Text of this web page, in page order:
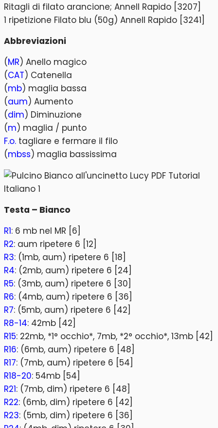
Ritagli di filato arancione; Annell Rapido [3207]
1 ripetizione Filato blu (50g) Annell Rapido [3241]
Abbreviazioni
(MR) Anello magico
(CAT) Catenella
(mb) maglia bassa
(aum) Aumento
(dim) Diminuzione
(m) maglia / punto
F.o. tagliare e fermare il filo
(mbss) maglia bassissima
Testa – Bianco
R1: 6 mb nel MR [6]
R2: aum ripetere 6 [12]
R3: (1mb, aum) ripetere 6 [18]
R4: (2mb, aum) ripetere 6 [24]
R5: (3mb, aum) ripetere 6 [30]
R6: (4mb, aum) ripetere 6 [36]
R7: (5mb, aum) ripetere 6 [42]
R8-14: 42mb [42]
R15: 22mb, *1° occhio*, 7mb, *2° occhio*, 13mb [42]
R16: (6mb, aum) ripetere 6 [48]
R17: (7mb, aum) ripetere 6 [54]
R18-20: 54mb [54]
R21: (7mb, dim) ripetere 6 [48]
R22: (6mb, dim) ripetere 6 [42]
R23: (5mb, dim) ripetere 6 [36]